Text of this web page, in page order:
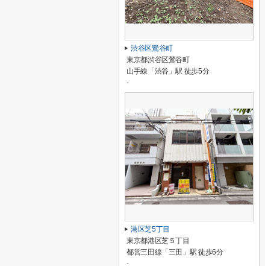
渋谷区鶯谷町
東京都渋谷区鶯谷町
山手線「渋谷」駅 徒歩5分
-
港区芝5丁目
東京都港区芝５丁目
都営三田線「三田」駅 徒歩6分
-